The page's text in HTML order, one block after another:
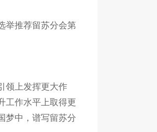
举推荐留苏分会第
领上发挥更大作
工作水平上取得更
梦中，谱写留苏分